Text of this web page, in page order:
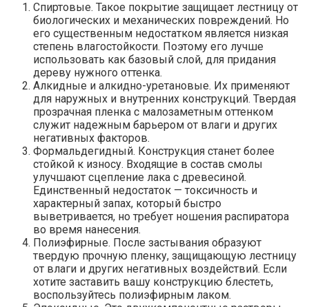
Спиртовые. Такое покрытие защищает лестницу от
биологических и механических повреждений. Но
его существенным недостатком является низкая
степень влагостойкости. Поэтому его лучше
использовать как базовый слой, для придания
дереву нужного оттенка.
Алкидные и алкидно-уретановые. Их применяют
для наружных и внутренних конструкций. Твердая
прозрачная пленка с малозаметным оттенком
служит надежным барьером от влаги и других
негативных факторов.
Формальдегидный. Конструкция станет более
стойкой к износу. Входящие в состав смолы
улучшают сцепление лака с древесиной.
Единственный недостаток — токсичность и
характерный запах, который быстро
выветривается, но требует ношения распиратора
во время нанесения.
Полиэфирные. После застывания образуют
твердую прочную пленку, защищающую лестницу
от влаги и других негативных воздействий. Если
хотите заставить вашу конструкцию блестеть,
воспользуйтесь полиэфирным лаком.